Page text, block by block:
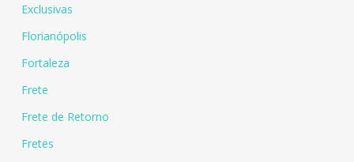
Exclusivas
Florianópolis
Fortaleza
Frete
Frete de Retorno
Fretes